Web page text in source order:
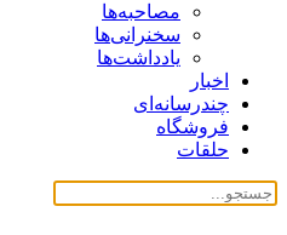
مصاحبه‌ها
سخنرانی‌ها
یادداشت‌ها
اخبار
چندرسانه‌ای
فروشگاه
حلقات